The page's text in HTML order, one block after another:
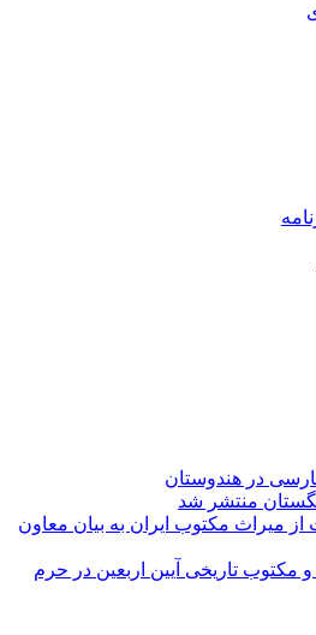
میراث مکتوب ایران به بیان معاون
و مکتوب تاریخی آیین اربعین در حرم